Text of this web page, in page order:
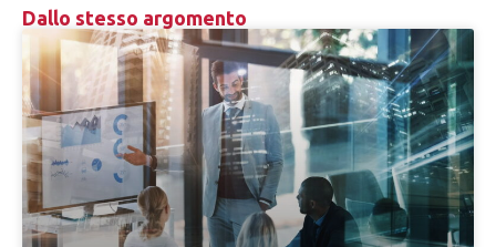
Dallo stesso argomento